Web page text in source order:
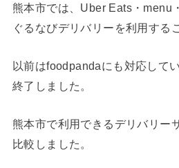
熊本市では、Uber Eats・menu
ぐるなびデリバリーを利用する
以前はfoodpandaにも対応して
終了しました。
熊本市で利用できるデリバリー
比較しました。